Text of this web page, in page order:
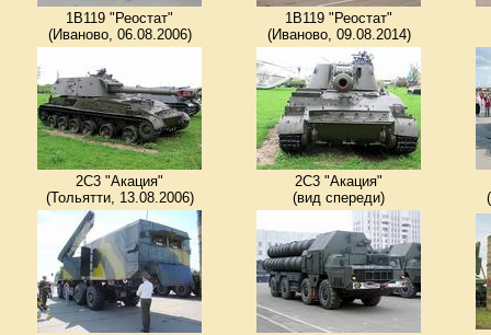
1В119 "Реостат"
(Иваново, 06.08.2006)
1В119 "Реостат"
(Иваново, 09.08.2014)
2С3 "Акация"
(Тольятти, 13.08.2006)
2С3 "Акация"
(вид спереди)